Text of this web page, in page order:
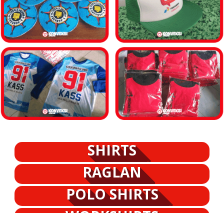
SHIRTS
RAGLAN
POLO SHIRTS